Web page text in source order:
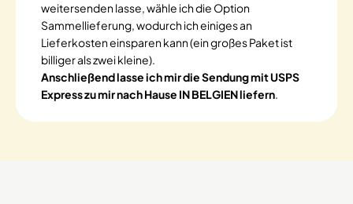
weitersenden lasse, wähle ich die Option
Sammellieferung, wodurch ich einiges an
Lieferkosten einsparen kann (ein großes Paket ist
billiger als zwei kleine).
Anschließend lasse ich mir die Sendung mit USPS
Express zu mir nach Hause IN BELGIEN liefern.